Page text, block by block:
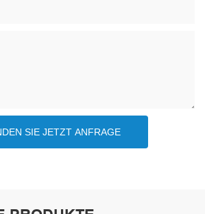
SIE JETZT ANFRAGE